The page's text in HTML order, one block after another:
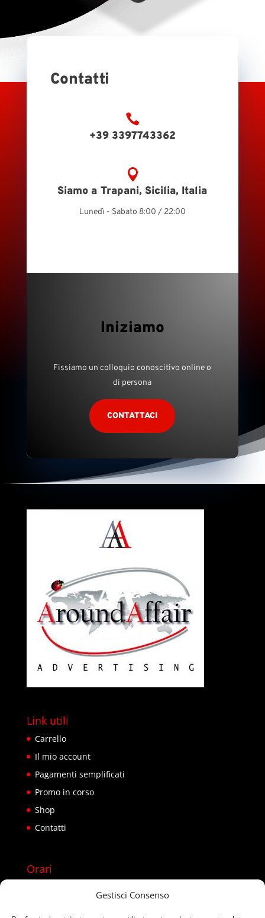
Gestisci Consenso
Contatti

+39 3397743362

Siamo a Trapani, Sicilia, Italia
Lunedì - Sabato 8:00 / 22:00
Iniziamo
Fissiamo un colloquio conoscitivo online o
di persona
CONTATTACI
Link utili
Carrello
Il mio account
Pagamenti semplificati
Promo in corso
Shop
Contatti
Orari